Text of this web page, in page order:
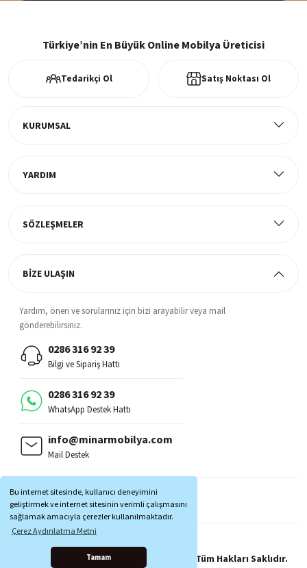
Bu internet sitesinde, kullanıcı deneyimini
geliştirmek ve internet sitesinin verimli çalışmasını
sağlamak amacıyla çerezler kullanılmaktadır.
Çerez Aydınlatma Metni
Tamam
Türkiye’nin En Büyük Online Mobilya Üreticisi
Tedarikçi Ol Satış Noktası Ol
KURUMSAL
YARDIM
SÖZLEŞMELER
BİZE ULAŞIN
Yardım, öneri ve sorularınız için bizi arayabilir veya mail
gönderebilirsiniz.
0286 316 92 39
Bilgi ve Sipariş Hattı
0286 316 92 39
WhatsApp Destek Hattı
info@minarmobilya.com
Mail Destek
MOBİL UYGULAMALAR:
Copyright © 1997 - 2025 Minar Mobilya® Tüm Hakları Saklıdır.